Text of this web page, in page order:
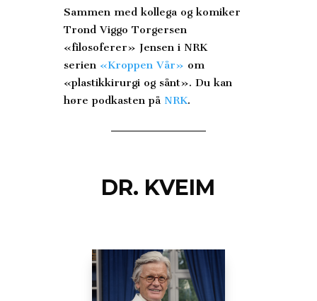
Sammen med kollega og komiker
Trond Viggo Torgersen
«filosoferer» Jensen i NRK
serien «Kroppen Vår» om
«plastikkirurgi og sånt». Du kan
høre podkasten på NRK.
DR. KVEIM